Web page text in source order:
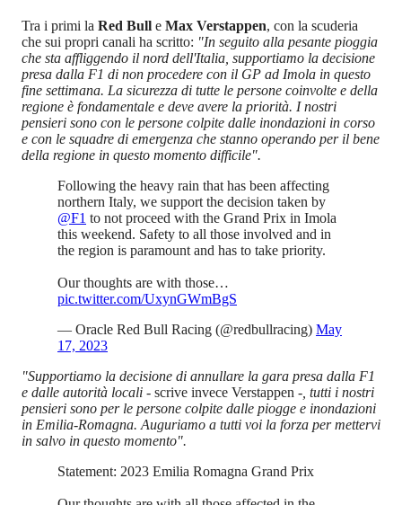
Tra i primi la Red Bull e Max Verstappen, con la scuderia
che sui propri canali ha scritto: "In seguito alla pesante pioggia
che sta affliggendo il nord dell'Italia, supportiamo la decisione
presa dalla F1 di non procedere con il GP ad Imola in questo
fine settimana. La sicurezza di tutte le persone coinvolte e della
regione è fondamentale e deve avere la priorità. I nostri
pensieri sono con le persone colpite dalle inondazioni in corso
e con le squadre di emergenza che stanno operando per il bene
della regione in questo momento difficile".
Following the heavy rain that has been affecting
northern Italy, we support the decision taken by
@F1 to not proceed with the Grand Prix in Imola
this weekend. Safety to all those involved and in
the region is paramount and has to take priority.
Our thoughts are with those…
pic.twitter.com/UxynGWmBgS
— Oracle Red Bull Racing (@redbullracing) May
17, 2023
"Supportiamo la decisione di annullare la gara presa dalla F1
e dalle autorità locali - scrive invece Verstappen -, tutti i nostri
pensieri sono per le persone colpite dalle piogge e inondazioni
in Emilia-Romagna. Auguriamo a tutti voi la forza per mettervi
in salvo in questo momento".
Statement: 2023 Emilia Romagna Grand Prix